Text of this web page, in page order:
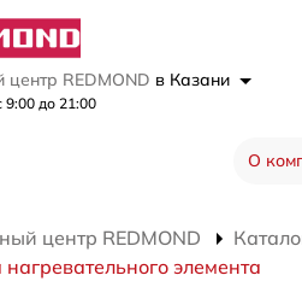
центр REDMOND в Казани
9:00 до 21:00
О
центр REDMOND
элемента